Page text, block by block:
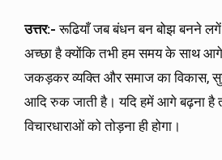
उत्तर:-रूढियाँ जब बंधन बन बोझ बनने
अच्छा है क्योंकि तभी हम समय के साथ
जकड़कर व्यक्ति और समाज का विकास,
आदि रुक जाती है। यदि हमें आगे बढ़ना है
विचारधाराओं को तोड़ना ही होगा।